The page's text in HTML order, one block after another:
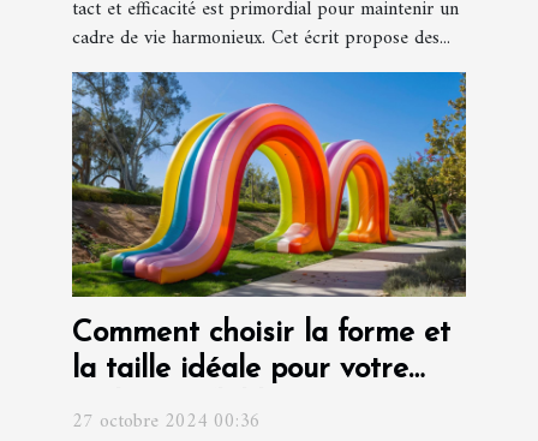
tact et efficacité est primordial pour maintenir un
cadre de vie harmonieux. Cet écrit propose des...
Comment choisir la forme et
la taille idéale pour votre
arche gonflable
27 octobre 2024 00:36